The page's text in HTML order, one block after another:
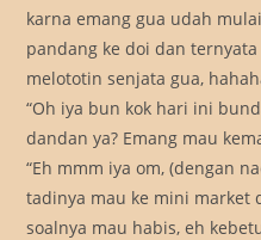
karna emang gua udah
pandang ke doi dan
melototin senjata gua,
“Oh iya bun kok hari ini
dandan ya? Emang mau
“Eh mmm iya om, (dengan
tadinya mau ke mini market
soalnya mau habis, eh